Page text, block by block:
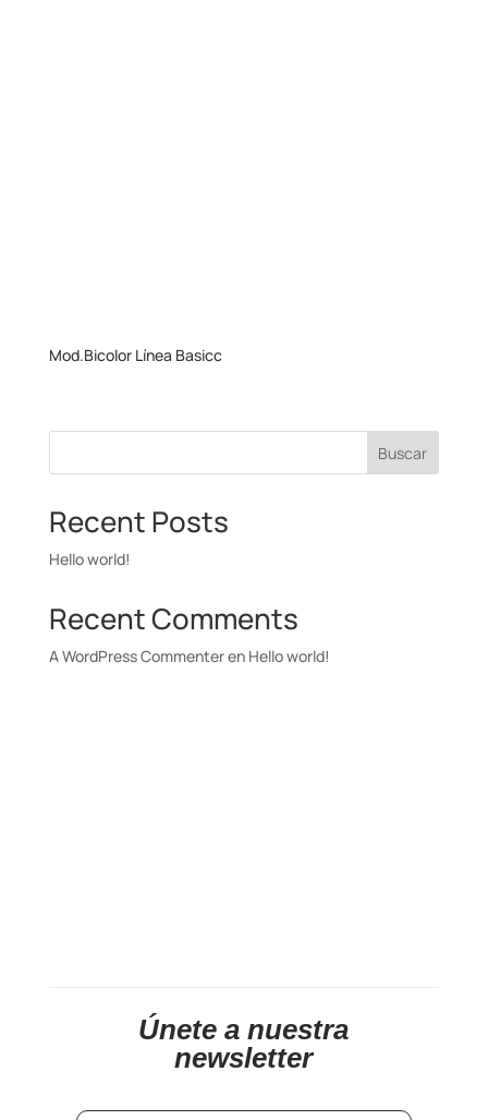
Mod.Bicolor Línea Basicc
Buscar
Recent Posts
Hello world!
Recent Comments
A WordPress Commenteren Hello world!
Únete a nuestra
newsletter